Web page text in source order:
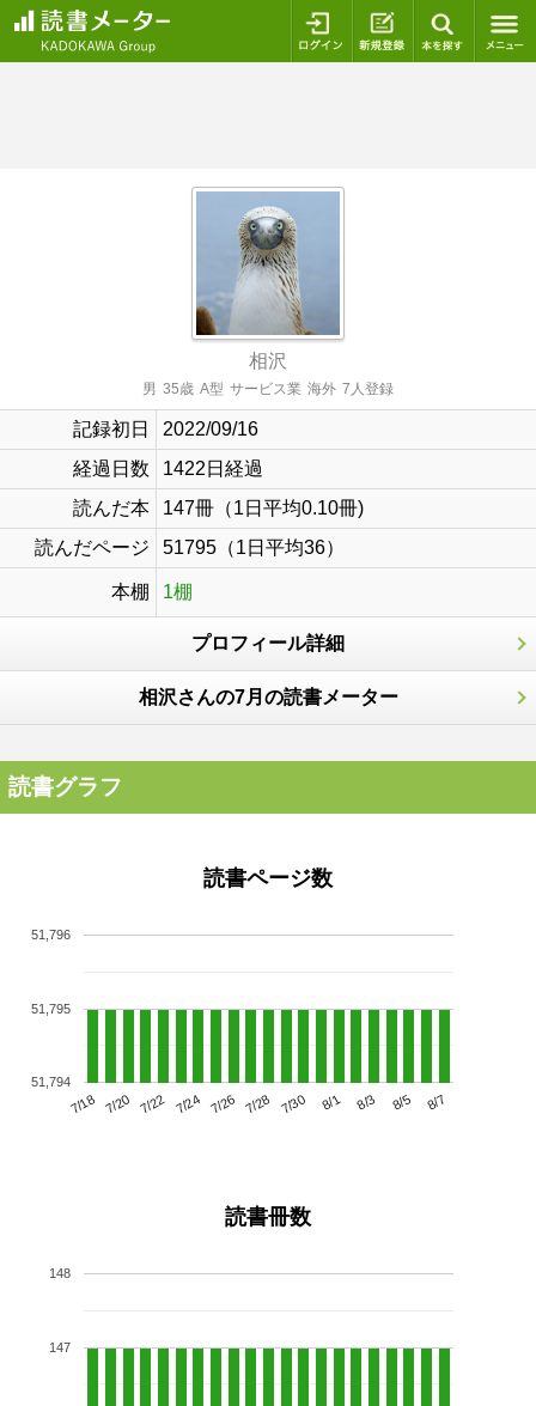
ログイン 新規登録
相沢
男 35歳 A型 サービス業 海外 7人登録
記録初日
2022/09/16
経過日数
1422日経過
読んだ本
147冊（1日平均0.10冊)
読んだページ
51795（1日平均36）
本棚 1棚
プロフィール詳細
相沢さんの7月の読書メーター
読書グラフ
読書ページ数
7/18 7/20 7/22 7/24 7/26 7/28 7/30 8/1 8/3 8/5 8/7
51,794
51,795
51,796
読書冊数
147
148